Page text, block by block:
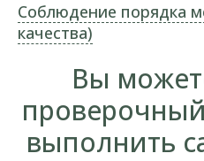
Соблюдение порядка
качества)
Вы
выполнить